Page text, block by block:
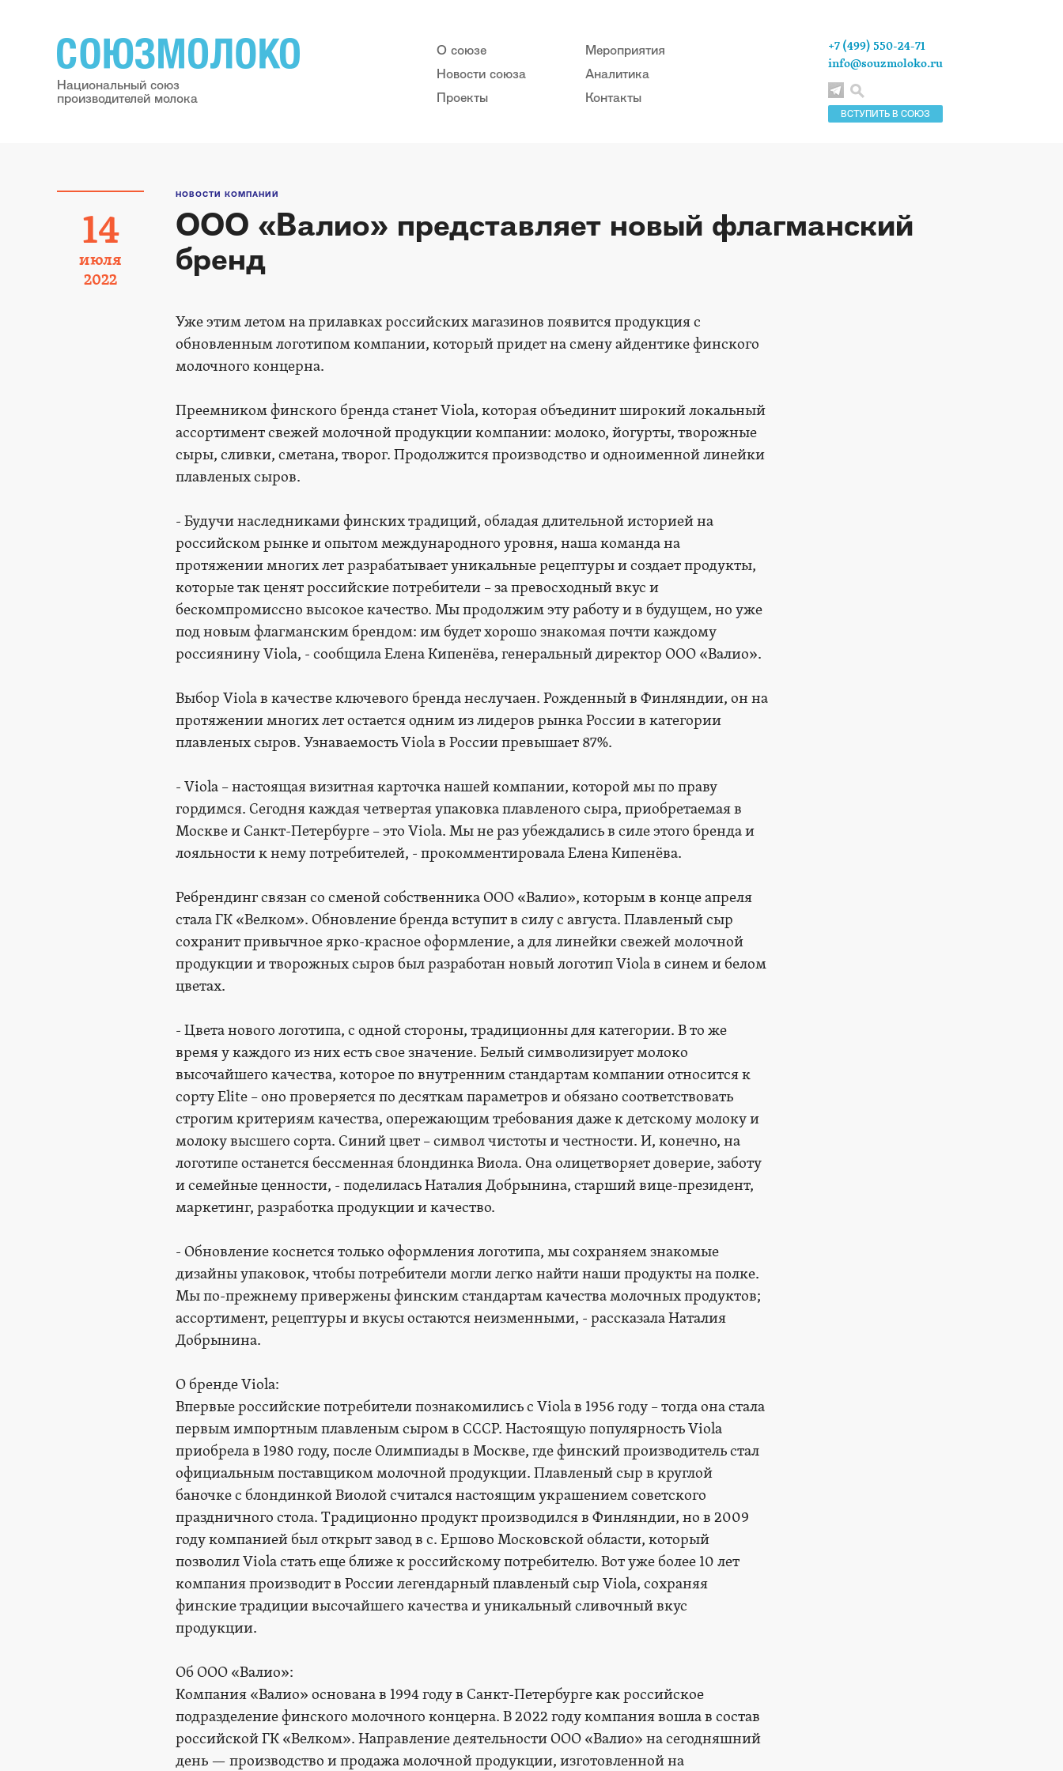
Национальный союз
производителей молока
О союзе
Новости союза
Проекты
Мероприятия
Аналитика
Контакты
ВСТУПИТЬ В СОЮЗ
+7 (499) 550-24-71
info@souzmoloko.ru
14
июля
2022
НОВОСТИ КОМПАНИЙ
ООО «Валио» представляет новый флагманский
бренд
Уже этим летом на прилавках российских магазинов появится продукция с
обновленным логотипом компании, который придет на смену айдентике финского
молочного концерна.
Преемником финского бренда станет Viola, которая объединит широкий локальный
ассортимент свежей молочной продукции компании: молоко, йогурты, творожные
сыры, сливки, сметана, творог. Продолжится производство и одноименной линейки
плавленых сыров.
- Будучи наследниками финских традиций, обладая длительной историей на
российском рынке и опытом международного уровня, наша команда на
протяжении многих лет разрабатывает уникальные рецептуры и создает продукты,
которые так ценят российские потребители – за превосходный вкус и
бескомпромиссно высокое качество. Мы продолжим эту работу и в будущем, но уже
под новым флагманским брендом: им будет хорошо знакомая почти каждому
россиянину Viola, - сообщила Елена Кипенёва, генеральный директор ООО «Валио».
Выбор Viola в качестве ключевого бренда неслучаен. Рожденный в Финляндии, он на
протяжении многих лет остается одним из лидеров рынка России в категории
плавленых сыров. Узнаваемость Viola в России превышает 87%.
- Viola – настоящая визитная карточка нашей компании, которой мы по праву
гордимся. Сегодня каждая четвертая упаковка плавленого сыра, приобретаемая в
Москве и Санкт-Петербурге – это Viola. Мы не раз убеждались в силе этого бренда и
лояльности к нему потребителей, - прокомментировала Елена Кипенёва.
Ребрендинг связан со сменой собственника ООО «Валио», которым в конце апреля
стала ГК «Велком». Обновление бренда вступит в силу с августа. Плавленый сыр
сохранит привычное ярко-красное оформление, а для линейки свежей молочной
продукции и творожных сыров был разработан новый логотип Viola в синем и белом
цветах.
- Цвета нового логотипа, с одной стороны, традиционны для категории. В то же
время у каждого из них есть свое значение. Белый символизирует молоко
высочайшего качества, которое по внутренним стандартам компании относится к
сорту Elite – оно проверяется по десяткам параметров и обязано соответствовать
строгим критериям качества, опережающим требования даже к детскому молоку и
молоку высшего сорта. Синий цвет – символ чистоты и честности. И, конечно, на
логотипе останется бессменная блондинка Виола. Она олицетворяет доверие, заботу
и семейные ценности, - поделилась Наталия Добрынина, старший вице-президент,
маркетинг, разработка продукции и качество.
- Обновление коснется только оформления логотипа, мы сохраняем знакомые
дизайны упаковок, чтобы потребители могли легко найти наши продукты на полке.
Мы по-прежнему привержены финским стандартам качества молочных продуктов;
ассортимент, рецептуры и вкусы остаются неизменными, - рассказала Наталия
Добрынина.
О бренде Viola:
Впервые российские потребители познакомились с Viola в 1956 году – тогда она стала
первым импортным плавленым сыром в СССР. Настоящую популярность Viola
приобрела в 1980 году, после Олимпиады в Москве, где финский производитель стал
официальным поставщиком молочной продукции. Плавленый сыр в круглой
баночке с блондинкой Виолой считался настоящим украшением советского
праздничного стола. Традиционно продукт производился в Финляндии, но в 2009
году компанией был открыт завод в с. Ершово Московской области, который
позволил Viola стать еще ближе к российскому потребителю. Вот уже более 10 лет
компания производит в России легендарный плавленый сыр Viola, сохраняя
финские традиции высочайшего качества и уникальный сливочный вкус
продукции.
Об ООО «Валио»:
Компания «Валио» основана в 1994 году в Санкт-Петербурге как российское
подразделение финского молочного концерна. В 2022 году компания вошла в состав
российской ГК «Велком». Направление деятельности ООО «Валио» на сегодняшний
день — производство и продажа молочной продукции, изготовленной на